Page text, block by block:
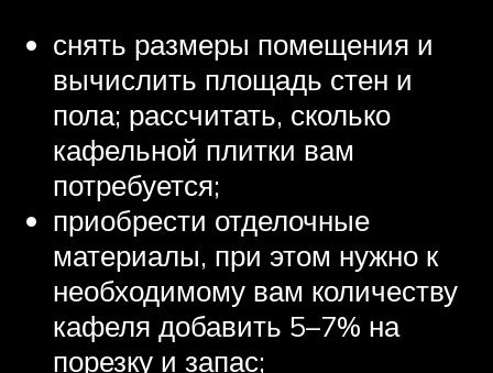
снять размеры помещения и
вычислить площадь стен и
пола; рассчитать, сколько
кафельной плитки вам
потребуется;
приобрести отделочные
материалы, при этом нужно к
необходимому вам количеству
кафеля добавить 5–7% на
порезку и запас;